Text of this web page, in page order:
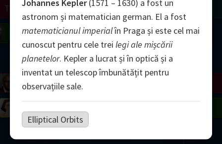
Mirzakhani
Tao
Bourgain
Uhlenbeck
Penrose
Serre
Mandelbrot
Blackwell
Gardner
TuringJohannes Kepler(1571 – 1630) a fost un
astronom și matematician german. El a fost
matematicianul imperialîn Praga și este cel mai
cunoscut pentru cele trei legi ale mișcării
planetelor. Kepler a lucrat și în optică și a
inventat un telescop îmbunătățit pentru
observațiile sale.
Elliptical Orbits